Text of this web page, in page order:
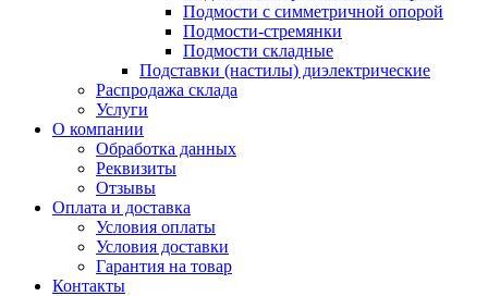
Подмости с симметричной опорой
Подмости-стремянки
Подмости складные
Подставки (настилы) диэлектрические
Распродажа склада
Услуги
О компании
Обработка данных
Реквизиты
Отзывы
Оплата и доставка
Условия оплаты
Условия доставки
Гарантия на товар
Контакты